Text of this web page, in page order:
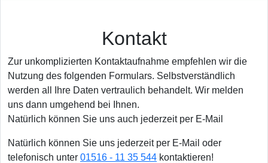
Kontakt
Zur unkomplizierten Kontaktaufnahme empfehlen wir die
Nutzung des folgenden Formulars. Selbstverständlich
werden all Ihre Daten vertraulich behandelt. Wir melden
uns dann umgehend bei Ihnen.
Natürlich können Sie uns auch jederzeit per E-Mail
Natürlich können Sie uns jederzeit per E-Mail oder
telefonisch unter 01516 - 11 35 544 kontaktieren!